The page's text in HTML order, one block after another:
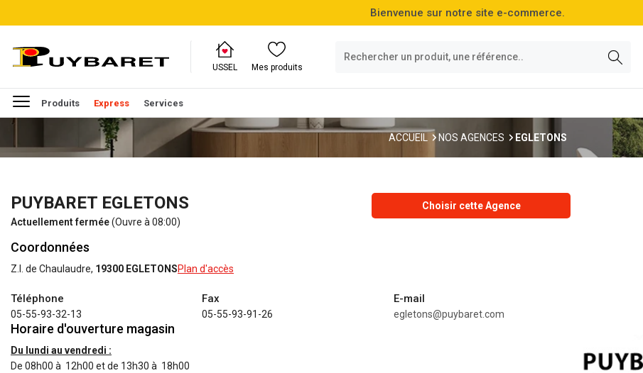
Bienvenue sur notre site e-commerce.
USSEL Mes produits
Produits Express Services
ACCUEIL NOS AGENCES EGLETONS
PUYBARET EGLETONS
Actuellement fermée(Ouvre à 08:00)
Choisir cette Agence
Coordonnées
Z.I. de Chaulaudre, 19300 EGLETONSPlan d'accès
Téléphone
05-55-93-32-13
Fax
05-55-93-91-26
E-mail
egletons@puybaret.com
Horaire d'ouverture magasin
Du lundi au vendredi :
De 08h00 à 12h00 et de 13h30 à 18h00